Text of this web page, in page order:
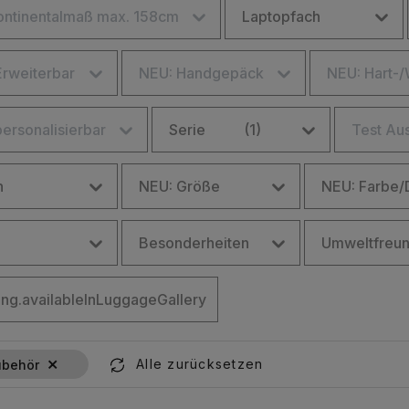
max. 158cm Laptopfach
NEU: Handgepäck NEU:
Serie (1) Test
NEU: Größe NEU: Farbe/
Besonderheiten
× Alle zurücksetzen